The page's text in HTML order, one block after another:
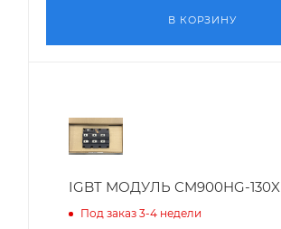
В КОРЗИНУ
IGBT МОДУЛЬ CM900HG-130X
Под заказ 3-4 недели